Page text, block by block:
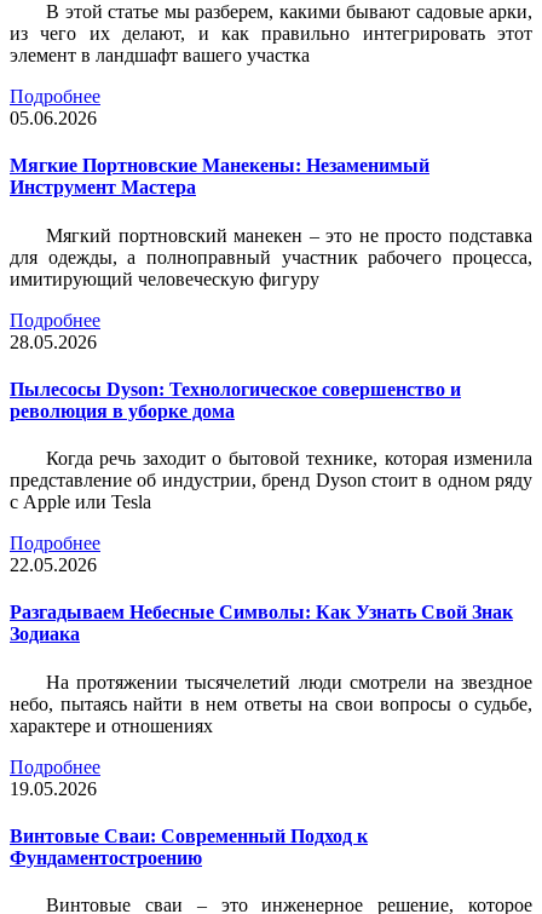
В этой статье мы разберем, какими бывают садовые арки,
из чего их делают, и как правильно интегрировать этот
элемент в ландшафт вашего участка
Подробнее
05.06.2026
Мягкие Портновские Манекены: Незаменимый
Инструмент Мастера
Мягкий портновский манекен – это не просто подставка
для одежды, а полноправный участник рабочего процесса,
имитирующий человеческую фигуру
Подробнее
28.05.2026
Пылесосы Dyson: Технологическое совершенство и
революция в уборке дома
Когда речь заходит о бытовой технике, которая изменила
представление об индустрии, бренд Dyson стоит в одном ряду
с Apple или Tesla
Подробнее
22.05.2026
Разгадываем Небесные Символы: Как Узнать Свой Знак
Зодиака
На протяжении тысячелетий люди смотрели на звездное
небо, пытаясь найти в нем ответы на свои вопросы о судьбе,
характере и отношениях
Подробнее
19.05.2026
Винтовые Сваи: Современный Подход к
Фундаментостроению
Винтовые сваи – это инженерное решение, которое